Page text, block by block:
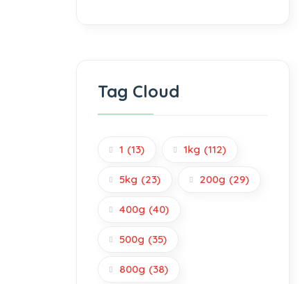
Tag Cloud
1 (13) 1kg (112)
5kg (23) 200g (29)
400g (40)
500g (35)
800g (38)